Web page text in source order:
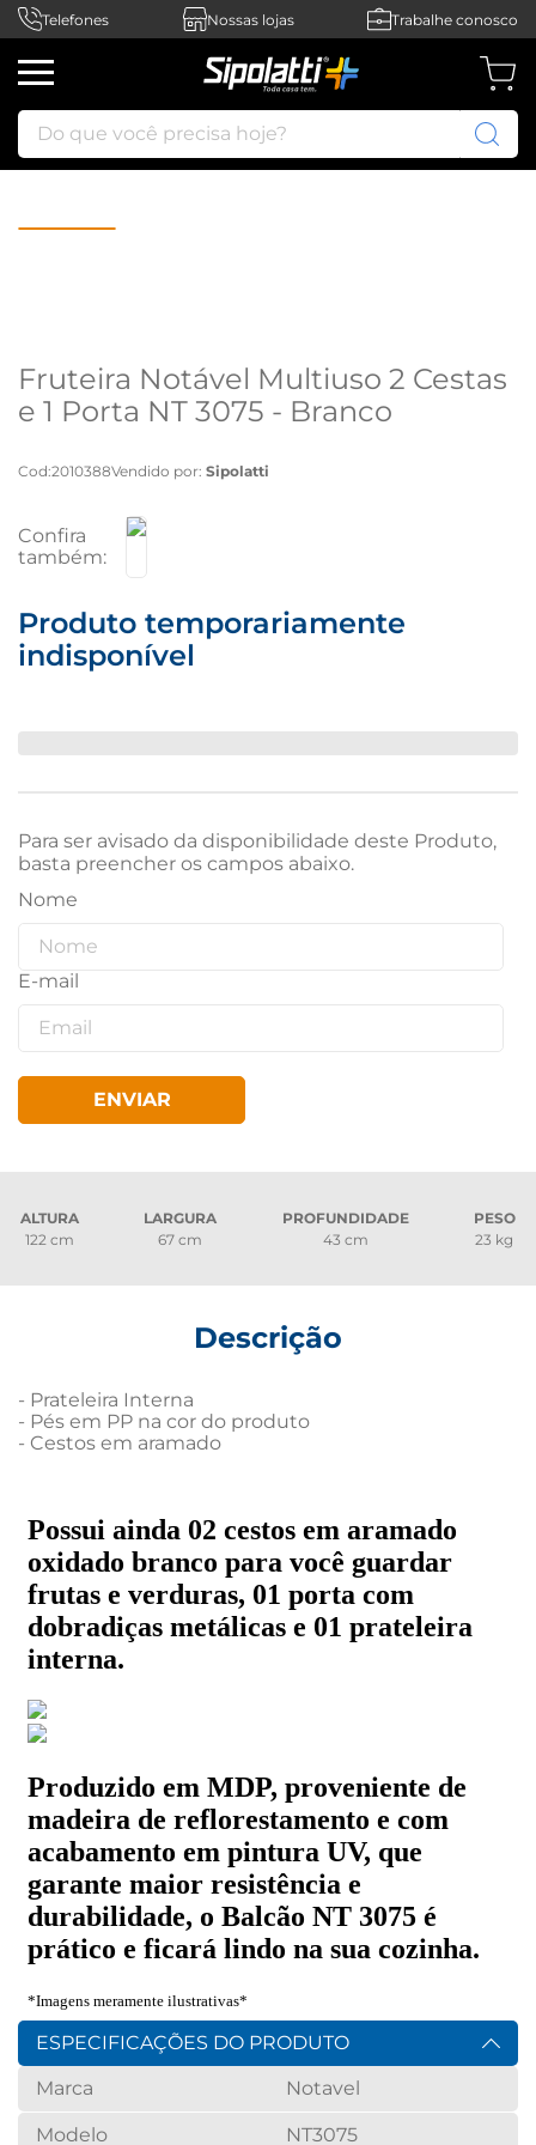
Telefones Nossas lojas Trabalhe conosco
Do que você precisa hoje?
Fruteira Notável Multiuso 2 Cestas
e 1 Porta NT 3075 - Branco
Cod:2010388Vendido por: Sipolatti
Produto temporariamente
indisponível
Para ser avisado da disponibilidade deste Produto,
basta preencher os campos abaixo.
ENVIAR
ALTURA
122 cm
LARGURA
67 cm
PROFUNDIDADE
43 cm
PESO
23 kg
Descrição
- Prateleira Interna
- Pés em PP na cor do produto
- Cestos em aramado
ESPECIFICAÇÕES DO PRODUTO
Marca
Notavel
Modelo NT3075